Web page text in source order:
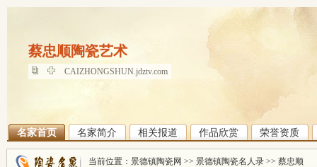
蔡忠顺陶瓷艺术
蔡忠顺陶瓷艺术
CAIZHONGSHUN.jdztv.com
名家首页 名家简介 相关报道 作品欣赏 荣誉资质
当前位置： 景德镇陶瓷网 >> 景德镇陶瓷名人录 >> 蔡忠顺